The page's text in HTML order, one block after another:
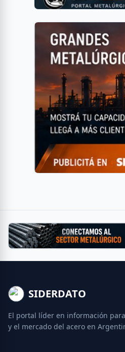
SIDERDATO
El portal líder en información
y el mercado del acero en